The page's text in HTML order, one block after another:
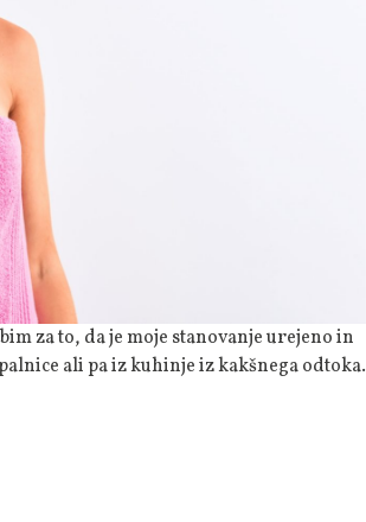
ali pa iz kuhinje iz kakšnega odtoka.